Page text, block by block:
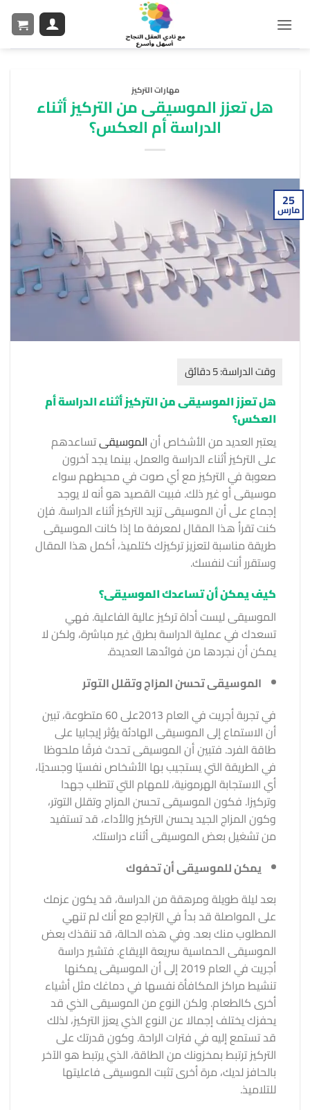
مهارات التركيز
هل تعزز الموسيقى من التركيز أثناء
الدراسة أم العكس؟
25
مارس
هل تعزز الموسيقى من التركيز أثناء الدراسة أم
العكس؟
يعتبر العديد من الأشخاص أنالموسيقىتساعدهم
على التركيز أثناء الدراسة والعمل. بينما يجد آخرون
صعوبة في التركيز مع أي صوت في محيطهم سواء
موسيقى أو غير ذلك. فبيت القصيد هو أنه لا يوجد
إجماع على أن الموسيقى تزيد التركيز أثناء الدراسة. فإن
كنت تقرأ هذا المقال لمعرفة ما إذا كانت الموسيقى
طريقة مناسبة لتعزيز تركيزك كتلميذ، أكمل هذا المقال
وستقرر أنت لنفسك.
كيف يمكن أن تساعدك الموسيقى؟
الموسيقى ليست أداة تركيز عالية الفاعلية. فهي
تسعدك في عملية الدراسة بطرق غير مباشرة، ولكن لا
يمكن أن نجردها من فوائدها العديدة.
الموسيقى تحسن المزاج وتقلل التوتر
في تجربة أجريت في العام 2013على 60 متطوعة، تبين
أن الاستماع إلى الموسيقى الهادئة يؤثر إيجابيا على
طاقة الفرد. فتبين أن الموسيقى تحدث فرقًا ملحوظا
في الطريقة التي يستجيب بها الأشخاص نفسيًا وجسديًا،
أي الاستجابة الهرمونية، للمهام التي تتطلب جهدا
وتركيزا. فكون الموسيقى تحسن المزاج وتقلل التوتر،
وكون المزاج الجيد يحسن التركيز والأداء، قد تستفيد
من تشغيل بعض الموسيقى أثناء دراستك.
يمكن للموسيقى أن تحفوك
بعد ليلة طويلة ومرهقة من الدراسة، قد يكون عزمك
على المواصلة قد بدأ في التراجع مع أنك لم تنهي
المطلوب منك بعد. وفي هذه الحالة، قد تنقذك بعض
الموسيقى الحماسية سريعة الإيقاع. فتشير دراسة
أجريت في العام 2019 إلى أن الموسيقى يمكنها
تنشيط مراكز المكافأة نفسها في دماغك مثل أشياء
أخرى كالطعام. ولكن النوع من الموسيقى الذي قد
يحفزك يختلف إجمالا عن النوع الذي يعزز التركيز، لذلك
قد تستمع إليه في فترات الراحة. وكون قدرتك على
التركيز ترتبط بمخزونك من الطاقة، الذي يرتبط هو الآخر
بالحافز لديك، مرة أخرى تثبت الموسيقى فاعليتها
للتلاميذ.